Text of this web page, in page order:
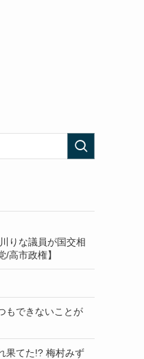
りな議員が国交相
高市政権】
もできないことが
果てた!? 梅村みず